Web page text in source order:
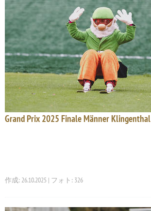
Grand Prix 2025 Finale Männer Klingenthal
作成: 26.10.2025 | フォト: 326